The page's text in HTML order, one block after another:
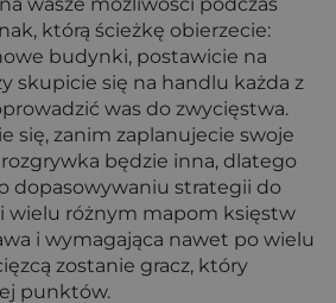
którą ścieżkę obierzecie:
budynki, postawicie na
skupicie się na handlu każda z
was do zwycięstwa.
się, zanim zaplanujecie swoje
będzie inna, dlatego
dopasowywaniu strategii do
wielu różnym mapom księstw
i wymagająca nawet po wielu
zostanie gracz, który
punktów.